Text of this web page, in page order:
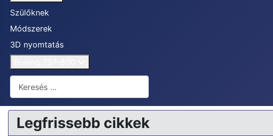
Szülőknek
Módszerek
3D nyomtatás
Keresés...
Legfrissebb cikkek